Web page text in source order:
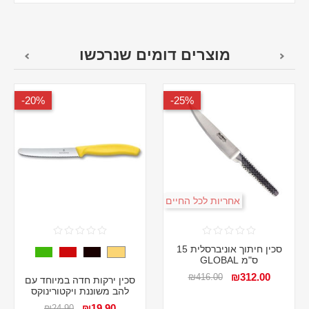
מוצרים דומים שנרכשו
25%-
אחריות לכל החיים
סכין חיתוך אוניברסלית 15
ס"מ GLOBAL
₪312.00
₪416.00
20%-
סכין ירקות חדה במיוחד עם
להב משוננת ויקטורינוקס